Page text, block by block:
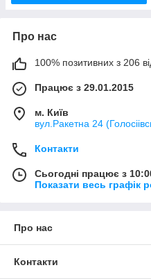
Про нас
100% позитивних з 206
Працює з 29.01.2015
м. Київ
вул.Ракетна 24
Контакти
Сьогодні працює з
Показати весь графік
Про нас
Контакти